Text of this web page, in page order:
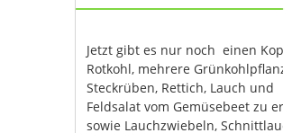
Jetzt gibt es nur noch einen
Rotkohl, mehrere
Steckrüben, Rettich, Lauch und
Feldsalat vom Gemüsebeet zu
sowie Lauchzwiebeln,